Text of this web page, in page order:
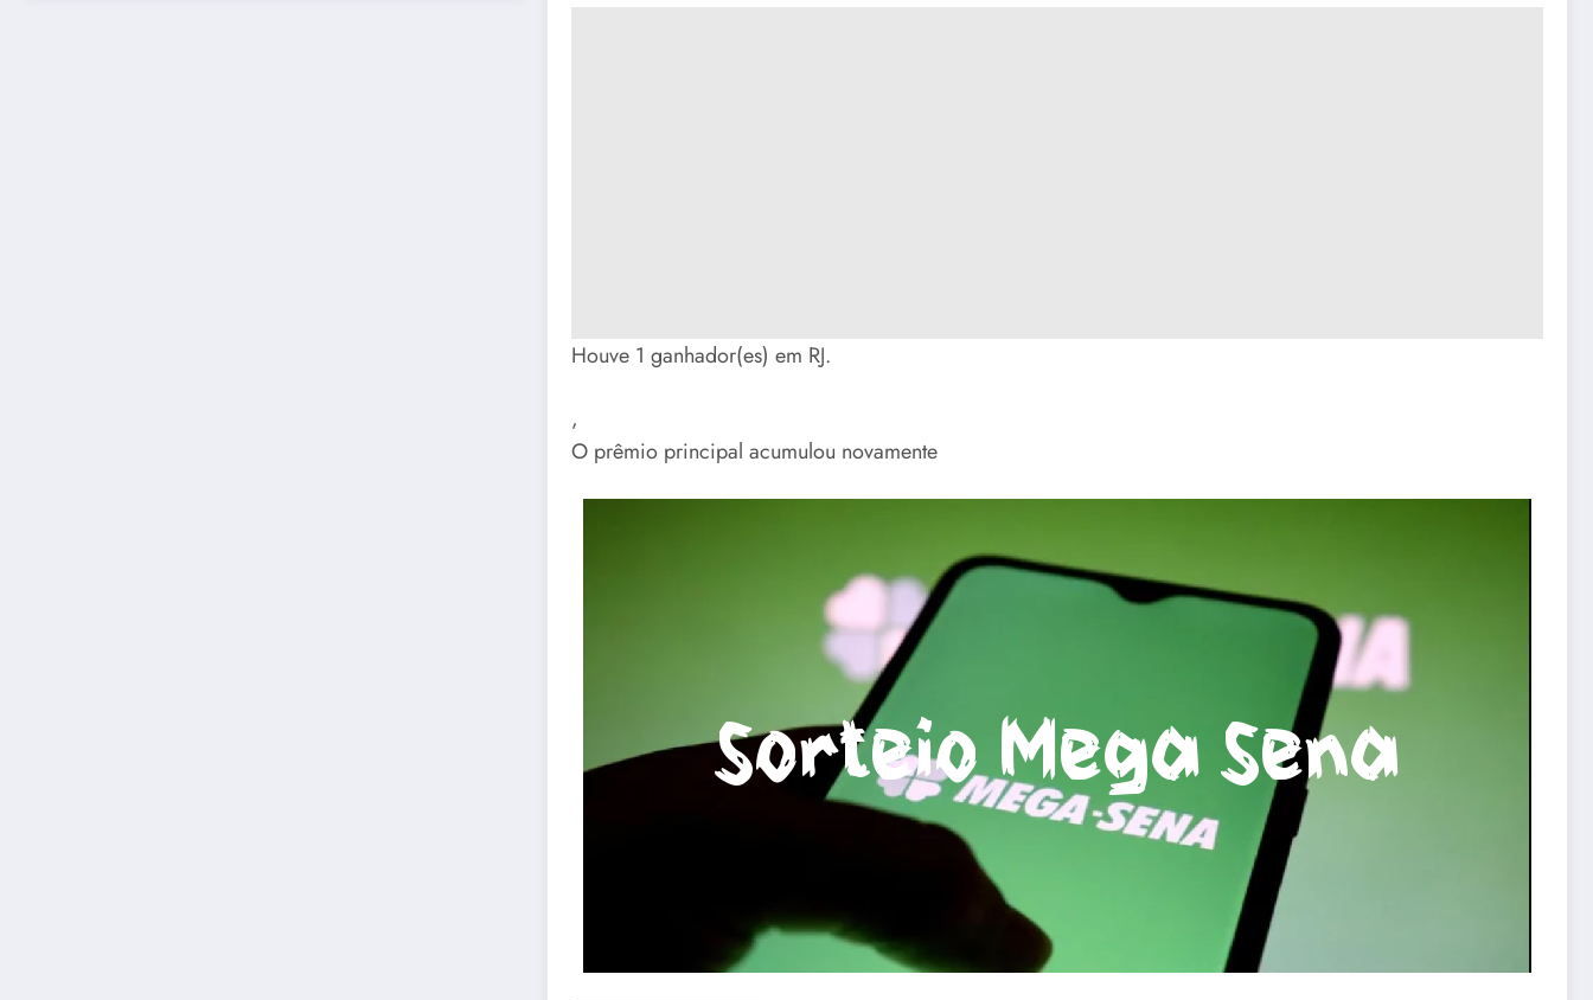
Houve 1 ganhador(es) em RJ.
,
O prêmio principal acumulou novamente